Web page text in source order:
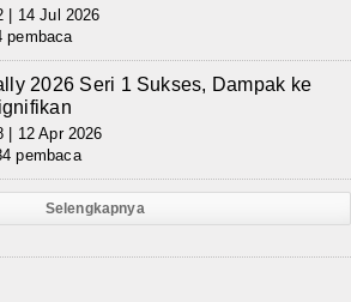
| 14 Jul 2026
pembaca
2026 Seri 1 Sukses, Dampak ke
| 12 Apr 2026
pembaca
Selengkapnya